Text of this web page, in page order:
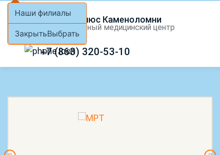
Наши филиалы
ЗакрытьВыбрать
МРТ Плюс Каменоломни
Экспертный медицинский центр
+7 (863) 320-53-10